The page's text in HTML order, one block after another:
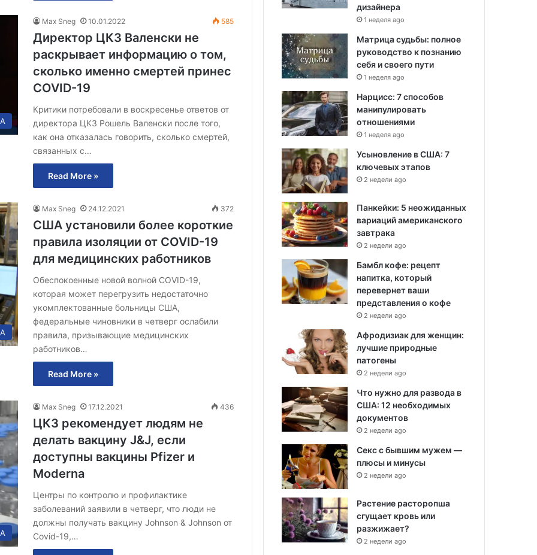
Max Sneg 10.01.2022 585
Директор ЦКЗ Валенски не
раскрывает информацию о том,
сколько именно смертей принес
COVID-19
Критики потребовали в воскресенье ответов от
директора ЦКЗ Рошель Валенски после того,
как она отказалась говорить, сколько смертей,
связанных с…
Read More »
Max Sneg 24.12.2021 372
США установили более короткие
правила изоляции от COVID-19
для медицинских работников
Обеспокоенные новой волной COVID-19,
которая может перегрузить недостаточно
укомплектованные больницы США,
федеральные чиновники в четверг ослабили
правила, призывающие медицинских
работников…
Read More »
Max Sneg 17.12.2021 436
ЦКЗ рекомендует людям не
делать вакцину J&J, если
доступны вакцины Pfizer и
Moderna
Центры по контролю и профилактике
заболеваний заявили в четверг, что люди не
должны получать вакцину Johnson & Johnson от
Covid-19,…
дизайнера
1 неделя ago
Матрица судьбы: полное
руководство к познанию
себя и своего пути
1 неделя ago
Нарцисс: 7 способов
манипулировать
отношениями
1 неделя ago
Усыновление в США: 7
ключевых этапов
2 недели ago
Панкейки: 5 неожиданных
вариаций американского
завтрака
2 недели ago
Бамбл кофе: рецепт
напитка, который
перевернет ваши
представления о кофе
2 недели ago
Афродизиак для женщин:
лучшие природные
патогены
2 недели ago
Что нужно для развода в
США: 12 необходимых
документов
2 недели ago
Секс с бывшим мужем —
плюсы и минусы
2 недели ago
Растение расторопша
сгущает кровь или
разжижает?
2 недели ago